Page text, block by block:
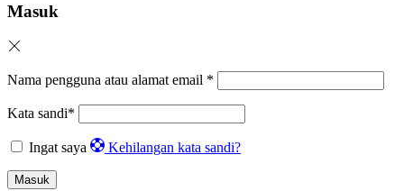
Masuk
Nama pengguna atau alamat email *
Kata sandi*
Ingat saya Kehilangan kata sandi?
Masuk